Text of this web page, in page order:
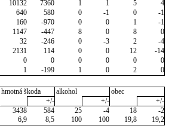
10132 7360 1 1 5
4
640 580 0 -1 0
-1
160 -970 0 0 1
-1
1147 -447 8 0 8
0
32 -246 0 -3 2
-4
2131 114 0 0 12
-14
0 0 0 0 0
0
1 -199 1 0 2
0
hmotná škoda alkohol
obec
+/- +/-
+/-
3438 584 25 -4 18
-2
6,9 8,5 100 100 19,8
19,2